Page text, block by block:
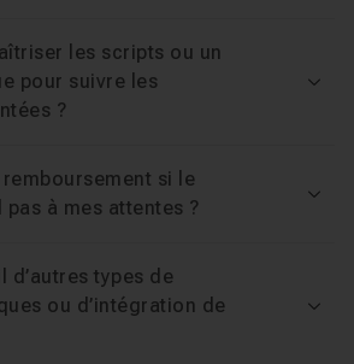
les scripts ou un
pour suivre les
?
si le
à mes attentes ?
types de
ou d’intégration de